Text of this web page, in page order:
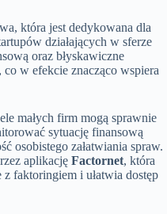
która jest dedykowana dla
działających w sferze
oraz błyskawiczne
w efekcie znacząco wspiera
małych firm mogą sprawnie
sytuację finansową
osobistego załatwiania spraw.
aplikację Factornet, która
faktoringiem i ułatwia dostęp